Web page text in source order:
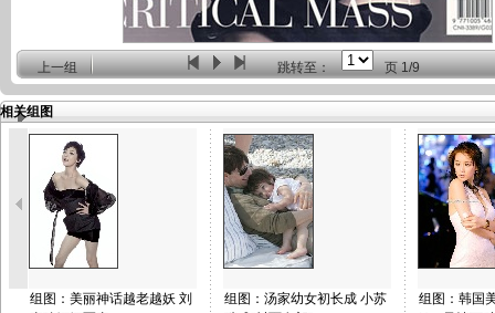
上一组 跳转至： 页1/9
相关组图
组图：美丽神话越老越妖 刘
组图：汤家幼女初长成 小苏
组图：韩国